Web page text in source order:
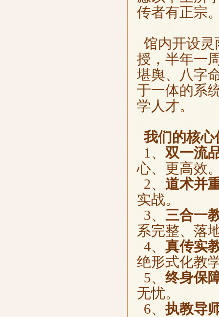
传者有正宗
馆内开设灵
授，半年一
堪舆、八字
于一体的系
学人才。
我们的核心
1、 双一流
心、更高效
2、 道术并
实战。
3、 三合一
系完整、落
4、 真传实
绝形式化教
5、 终身保
无忧。
6、执教导